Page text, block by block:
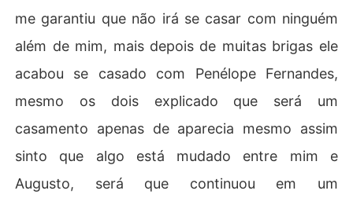
me garantiu que não irá se casar com ninguém
além de mim, mais depois de muitas brigas ele
acabou se casado com Penélope Fernandes,
mesmo os dois explicado que será um
casamento apenas de aparecia mesmo assim
sinto que algo está mudado entre mim e
Augusto, será que continuou em um